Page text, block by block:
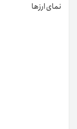
نمای ارزها